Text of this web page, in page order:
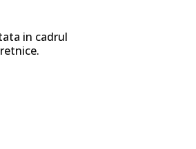
in cadrul